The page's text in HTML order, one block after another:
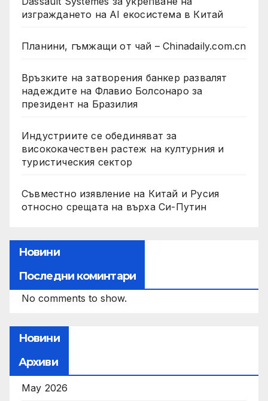
изграждането на AI екосистема в Китай
Планини, гъмжащи от чай – Chinadaily.com.cn
Връзките на затворения банкер развалят
надеждите на Флавио Болсонаро за
президент на Бразилия
Индустриите се обединяват за
висококачествен растеж на културния и
туристическия сектор
Съвместно изявление на Китай и Русия
относно срещата на върха Си-Путин
Новини
Последни коминтари
No comments to show.
Новини
Архиви
May 2026